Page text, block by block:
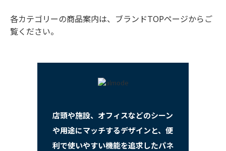
各カテゴリーの商品案内は、ブランドTOPページからご
覧ください。
店頭や施設、オフィスなどのシーン
や用途にマッチするデザインと、便
利で使いやすい機能を追求したパネ